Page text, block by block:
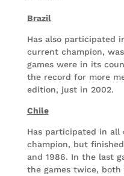
Brazil
Has also participated
current champion,
games were in its
the record for more
edition, just in 2002.
Chile
Has participated in all
champion, but
and 1986. In the last
the games twice, both